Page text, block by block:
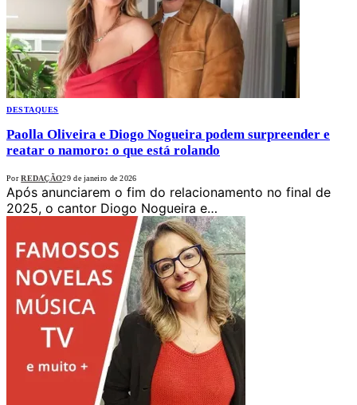
DESTAQUES
Paolla Oliveira e Diogo Nogueira podem surpreender e
reatar o namoro: o que está rolando
Por REDAÇÃO29 de janeiro de 2026
Após anunciarem o fim do relacionamento no final de
2025, o cantor Diogo Nogueira e…